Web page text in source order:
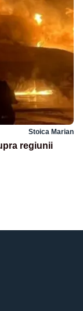
Stoica Marian
regiunii